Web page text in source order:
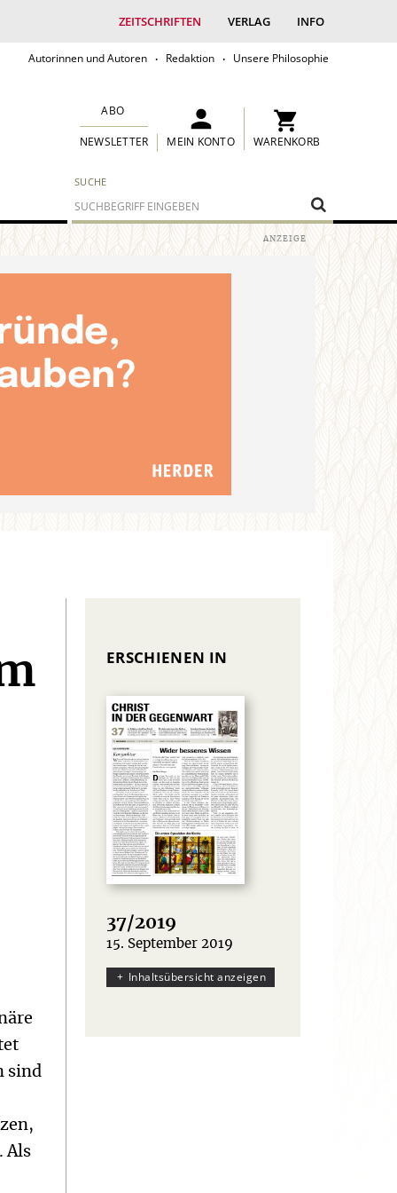
ZEITSCHRIFTEN VERLAG INFO
Autorinnen und Autoren Redaktion Unsere Philosophie
SUCHE
ABO
NEWSLETTER MEIN KONTO WARENKORB
sind
Als
ERSCHIENEN IN
37/2019
:
15. September 2019
Inhaltsübersicht anzeigen